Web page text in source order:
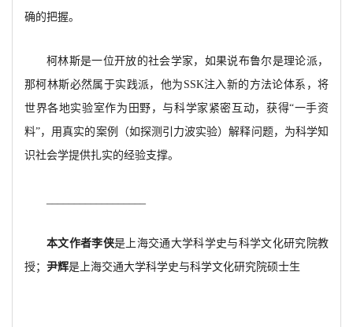
确的把握。
柯林斯是一位开放的社会学家，如果说布鲁尔是理论派，
那柯林斯必然属于实践派，他为 SSK注入新的方法论体系，将
世界各地实验室作为田野，与科学家紧密互动，获得“一手资
料”，用真实的案例（如探测引力波实验）解释问题，为科学知
识社会学提供扎实的经验支撑。
本文作者李侠是上海交通大学科学史与科学文化研究院教
授； 尹辉是上海交通大学科学史与科学文化研究院硕士生